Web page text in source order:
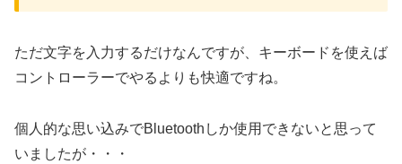
ただ文字を入力するだけなんですが、キーボードを使えば
コントローラーでやるよりも快適ですね。
個人的な思い込みでBluetoothしか使用できないと思って
いましたが・・・